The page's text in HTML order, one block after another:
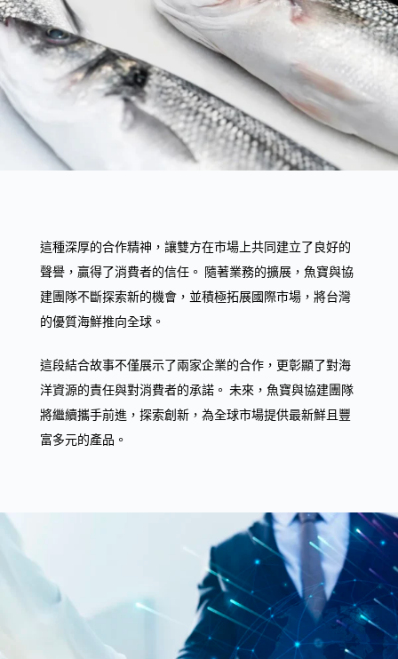
這種深厚的合作精神，讓雙方在市場上共同建立了良好的
聲譽，贏得了消費者的信任。 隨著業務的擴展，魚寶與協
建團隊不斷探索新的機會，並積極拓展國際市場，將台灣
的優質海鮮推向全球。
這段結合故事不僅展示了兩家企業的合作，更彰顯了對海
洋資源的責任與對消費者的承諾。 未來，魚寶與協建團隊
將繼續攜手前進，探索創新，為全球市場提供最新鮮且豐
富多元的產品。